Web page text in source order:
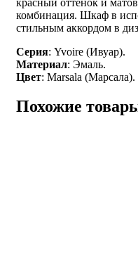
комбинация. Шкаф в
стильным аккордом в
Серия: Yvoire (Ивуар).
Материал: Эмаль.
Цвет: Marsala (Марсала).
Похожие